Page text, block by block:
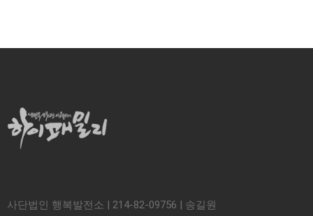
사단법인 행복발전소 | 214-82-09756 | 송길원